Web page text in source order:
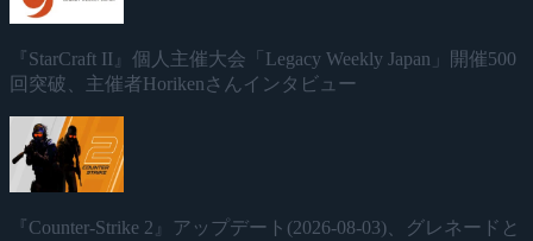
『StarCraft II』個人主催大会「Legacy Weekly Japan」開催500
回突破、主催者Horikenさんインタビュー
『Counter-Strike 2』アップデート(2026-08-03)、グレネードと